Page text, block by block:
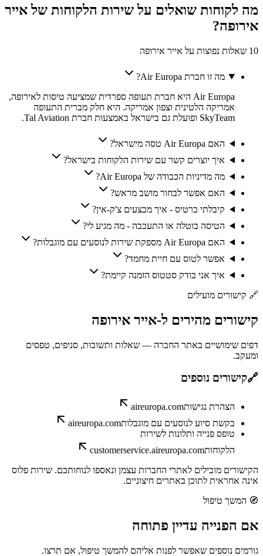
מה לקוחות שואלים על שירות הלקוחות שלאייר
אירופה?
10 שאלות נפוצות על אייר אירופה
מה זו חברת Air Europa?
Air Europa היא חברת תעופה ספרדית שמציעה טיסות לאירופה,
אמריקה הלטינית וצפון אמריקה. היא חלק מברית התעופה
SkyTeam ופועלת גם בישראל באמצעות חברת Tal Aviation.
האם Air Europa טסה מישראל?
איך יוצרים קשר עם שירות הלקוחות בישראל?
מה מדיניות הכבודה של Air Europa?
האם אפשר לבחור מושב מראש?
קיבלתי כרטיס - איך מבצעים צ'ק-אין?
הטיסה בוטלה או התעכבה - מה מגיע לי?
האם Air Europa מספקת שירות לנוסעים עם מוגבלות?
אפשר לטוס עם חיית מחמד?
איך אני בודק סטטוס הזמנה קיימת?
🔗 קישורים מועילים
קישורים מהירים ל-אייר אירופה
דפים שימושיים באתר החברה — שאלות ותשובות, סניפים, טפסים
ומעקב.
🔗קישורים נוספים
הצהרת נגישותaireuropa.com
בקשת סיוע לנוסעים עם מוגבלותaireuropa.com
טופס פנייה ותלונות לשירות
הלקוחותcustomerservice.aireuropa.com
הקישורים מובילים לאתרי החברות עצמן ונאספו לנוחותכם. שירות פלוס
אינה אחראית לתוכן באתרים חיצוניים.
🧭 המשך טיפול
אם הפנייה עדיין פתוחה
גורמים נוספים שאפשר לפנות אליהם להמשך טיפול, אם תרצו.